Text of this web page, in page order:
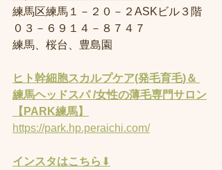
練馬区練馬１－２０－２ASKビル３階
０３－６９１４－８７４７
練馬、桜台、豊島園
ヒト幹細胞スカルプケア(発毛育毛)＆
練馬ヘッドスパ /女性の薄毛専門サロン
【PARK練馬】
https://park.hp.peraichi.com/
インスタはこちら ⬇︎